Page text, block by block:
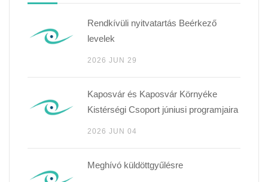
Rendkívüli nyitvatartás Beérkező
levelek
2026 JUN 29
Kaposvár és Kaposvár Környéke
Kistérségi Csoport júniusi programjaira
2026 JUN 04
Meghívó küldöttgyűlésre